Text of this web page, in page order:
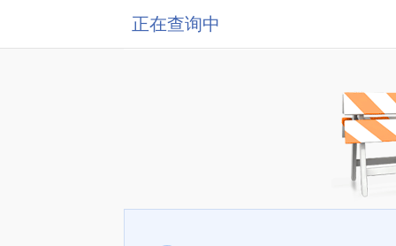
正在查询中